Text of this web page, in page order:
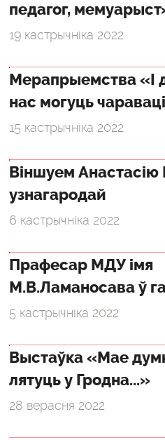
педагог,
19 кастрычніка 2022
Мерапрыемства «І
нас могуць
15 кастрычніка 2022
Віншуем Анастасію
узнагародай
6 кастрычніка 2022
Прафесар МДУ імя
М.В.Ламаносава ў
5 кастрычніка 2022
Выстаўка «Мае
лятуць у Гродна...»
28 верасня 2022